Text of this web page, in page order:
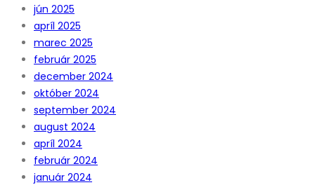
jún 2025
apríl 2025
marec 2025
február 2025
december 2024
október 2024
september 2024
august 2024
apríl 2024
február 2024
január 2024